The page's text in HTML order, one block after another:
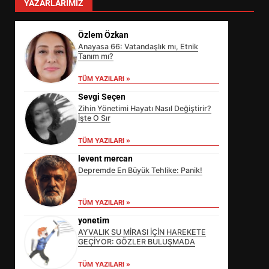
YAZARLARIMIZ
Özlem Özkan
Anayasa 66: Vatandaşlık mı, Etnik
Tanım mı?
TÜM YAZILARI »
Sevgi Seçen
Zihin Yönetimi Hayatı Nasıl Değiştirir?
İşte O Sır
TÜM YAZILARI »
levent mercan
Depremde En Büyük Tehlike: Panik!
TÜM YAZILARI »
yonetim
AYVALIK SU MİRASI İÇİN HAREKETE
GEÇİYOR: GÖZLER BULUŞMADA
TÜM YAZILARI »
SÜRDÜRÜLEBİLİRLİKTE NE
DEĞİŞECEK?